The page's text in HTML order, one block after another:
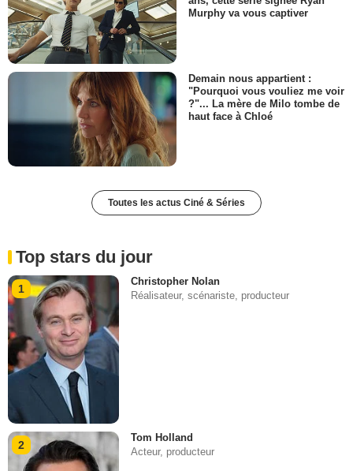
Murphy va vous captiver
Demain nous appartient :
"Pourquoi vous vouliez me voir
?"... La mère de Milo tombe de
haut face à Chloé
Toutes les actus Ciné & Séries
Top stars du jour
1
Christopher Nolan
Réalisateur, scénariste, producteur
2
Tom Holland
Acteur, producteur